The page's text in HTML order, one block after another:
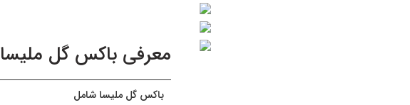
معرفی باکس گل ملیسا
باکس گل ملیسا شامل